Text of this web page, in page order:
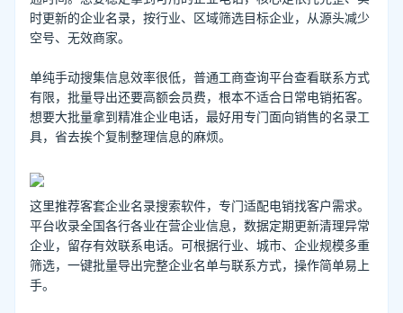
时更新的企业名录，按行业、区域筛选目标企业，从源头减少
空号、无效商家。
单纯手动搜集信息效率很低，普通工商查询平台查看联系方式
有限，批量导出还要高额会员费，根本不适合日常电销拓客。
想要大批量拿到精准企业电话，最好用专门面向销售的名录工
具，省去挨个复制整理信息的麻烦。
这里推荐客套企业名录搜索软件，专门适配电销找客户需求。
平台收录全国各行各业在营企业信息，数据定期更新清理异常
企业，留存有效联系电话。可根据行业、城市、企业规模多重
筛选，一键批量导出完整企业名单与联系方式，操作简单易上
手。